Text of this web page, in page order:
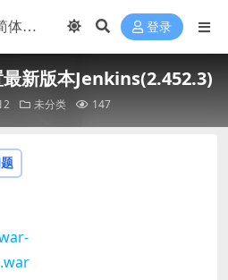
登录
新版本Jenkins(2.452.3)
未分类 147